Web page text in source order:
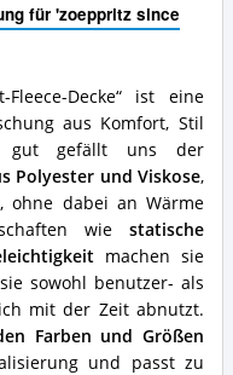
für 'zoeppritz since
Fleece-Decke“ ist eine
aus Komfort, Stil
gut gefällt uns der
Polyester und Viskose,
ohne dabei an Wärme
wie statische
machen sie
sowohl benutzer- als
mit der Zeit abnutzt.
Farben und Größen
und passt zu